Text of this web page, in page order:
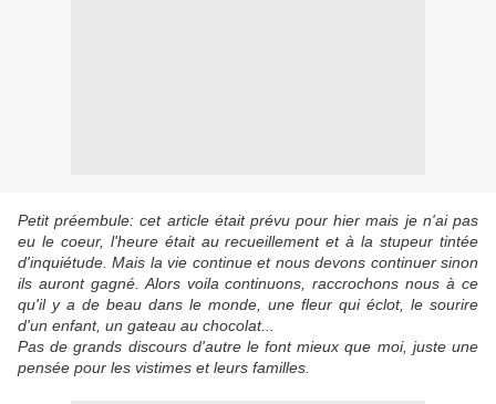
Petit préembule: cet article était prévu pour hier mais je n'ai pas
eu le coeur, l'heure était au recueillement et à la stupeur tintée
d'inquiétude. Mais la vie continue et nous devons continuer sinon
ils auront gagné. Alors voila continuons, raccrochons nous à ce
qu'il y a de beau dans le monde, une fleur qui éclot, le sourire
d'un enfant, un gateau au chocolat...
Pas de grands discours d'autre le font mieux que moi, juste une
pensée pour les vistimes et leurs familles.